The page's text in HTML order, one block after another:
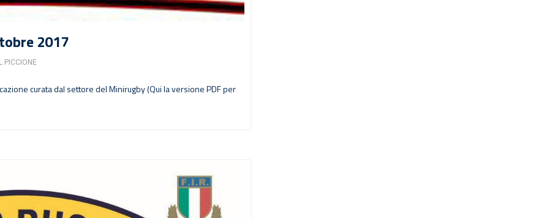
2017
PICCIONE
curata dal settore del Minirugby (Qui la versione PDF per